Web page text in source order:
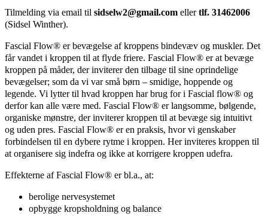
Tilmelding via email til sidselw2@gmail.com ellertlf. 31462006
(Sidsel Winther).
Fascial Flow® er bevægelse af kroppens bindevæv og muskler. Det
får vandet i kroppen til at flyde friere. Fascial Flow® er at bevæge
kroppen på måder, der inviterer den tilbage til sine oprindelige
bevægelser; som da vi var små børn – smidige, hoppende og
legende. Vi lytter til hvad kroppen har brug for i Fascial flow® og
derfor kan alle være med. Fascial Flow® er langsomme, bølgende,
organiske mønstre, der inviterer kroppen til at bevæge sig intuitivt
og uden pres. Fascial Flow® er en praksis, hvor vi genskaber
forbindelsen til en dybere rytme i kroppen. Her inviteres kroppen til
at organisere sig indefra og ikke at korrigere kroppen udefra.
Effekterne af Fascial Flow® er bl.a., at:
berolige nervesystemet
opbygge kropsholdning og balance